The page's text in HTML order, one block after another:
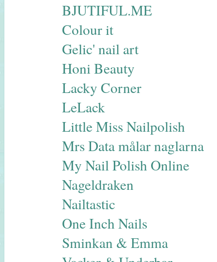
BJUTIFUL.ME
Colour it
Gelic' nail art
Honi Beauty
Lacky Corner
LeLack
Little Miss Nailpolish
Mrs Data målar naglarna
My Nail Polish Online
Nageldraken
Nailtastic
One Inch Nails
Sminkan & Emma